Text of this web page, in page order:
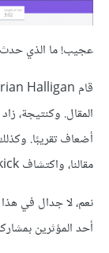
عجيب! ما الذي
المقال. وكنتيجة،
أضعاف تقريبًا.
مقالنا، واكتشاف Sidekick.
نعم، لا جدال في
أحد المؤثرين